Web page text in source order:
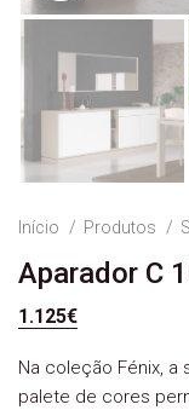
Início Produtos
Aparador C
1.125€
Na coleção Fénix, a
palete de cores